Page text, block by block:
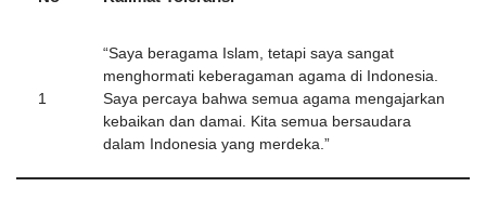
1
“Saya beragama Islam, tetapi saya sangat
menghormati keberagaman agama di Indonesia.
Saya percaya bahwa semua agama mengajarkan
kebaikan dan damai. Kita semua bersaudara
dalam Indonesia yang merdeka.”